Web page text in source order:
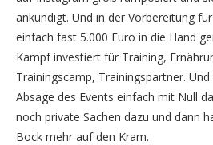
ankündigt. Und in der Vorbereitung
einfach fast 5.000 Euro in die Hand
Kampf investiert für Training,
Trainingscamp, Trainingspartner.
Absage des Events einfach mit Null
noch private Sachen dazu und dann
Bock mehr auf den Kram.